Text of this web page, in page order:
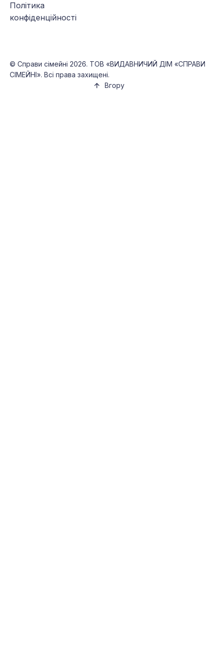
Політика
конфіденційності
© Справи сімейні 2026. ТОВ «ВИДАВНИЧИЙ ДІМ «СПРАВИ
СІМЕЙНІ». Всі права захищені.
Вгору